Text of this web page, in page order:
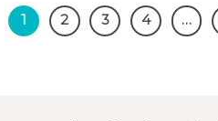
1 2 3 4 …